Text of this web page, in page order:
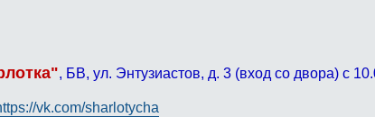
, БВ, ул. Энтузиастов, д. 3 (вход со двора) с
vk.com/sharlotycha